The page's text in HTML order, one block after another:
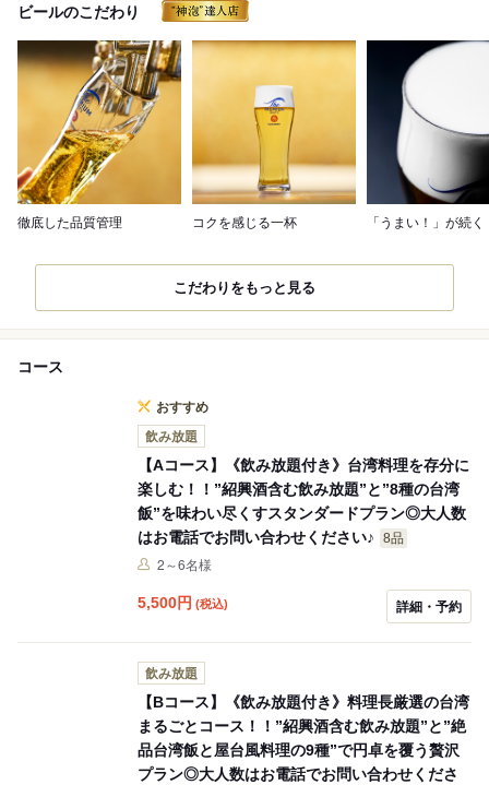
ビールのこだわり
徹底した品質管理 コクを感じる一杯 「うまい！」が続く
こだわりをもっと見る
コース
おすすめ
飲み放題
【Aコース】《飲み放題付き》台湾料理を存分に
楽しむ！！”紹興酒含む飲み放題”と”8種の台湾
飯”を味わい尽くすスタンダードプラン◎大人数
はお電話でお問い合わせください♪
8品
2～6名様
5,500円 (税込) 詳細・予約
飲み放題
【Bコース】《飲み放題付き》料理長厳選の台湾
まるごとコース！！”紹興酒含む飲み放題”と”絶
品台湾飯と屋台風料理の9種”で円卓を覆う贅沢
プラン◎大人数はお電話でお問い合わせくださ